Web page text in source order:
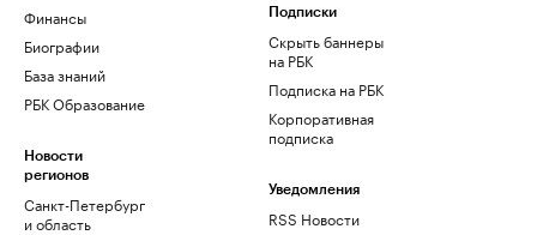
Финансы
Биографии
База знаний
РБК Образование
Новости
регионов
Санкт-Петербург
и область
Подписки
Скрыть баннеры
на РБК
Подписка на РБК
Корпоративная
подписка
Уведомления
RSS Новости